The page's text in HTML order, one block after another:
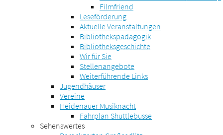
Filmfriend
Leseförderung
Aktuelle Veranstaltungen
Bibliothekspädagogik
Bibliotheksgeschichte
Wir für Sie
Stellenangebote
Weiterführende Links
Jugendhäuser
Vereine
Heidenauer Musiknacht
Fahrplan Shuttlebusse
Sehenswertes